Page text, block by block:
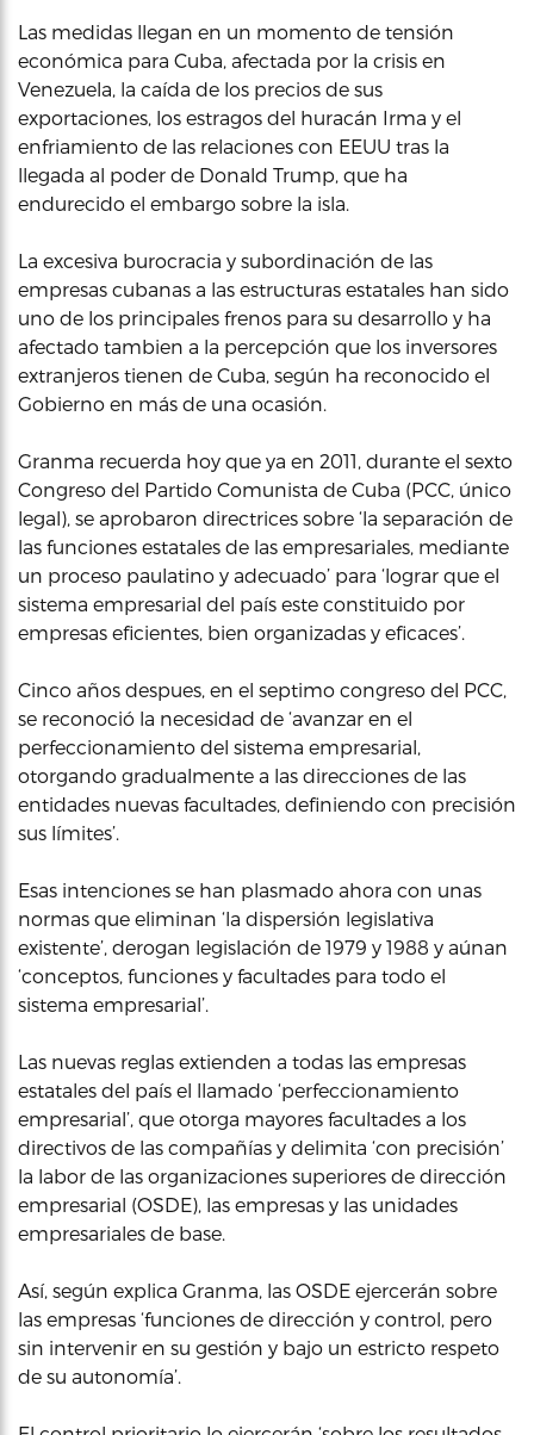
Las medidas llegan en un momento de tensión
económica para Cuba, afectada por la crisis en
Venezuela, la caída de los precios de sus
exportaciones, los estragos del huracán Irma y el
enfriamiento de las relaciones con EEUU tras la
llegada al poder de Donald Trump, que ha
endurecido el embargo sobre la isla.
La excesiva burocracia y subordinación de las
empresas cubanas a las estructuras estatales han sido
uno de los principales frenos para su desarrollo y ha
afectado tambien a la percepción que los inversores
extranjeros tienen de Cuba, según ha reconocido el
Gobierno en más de una ocasión.
Granma recuerda hoy que ya en 2011, durante el sexto
Congreso del Partido Comunista de Cuba (PCC, único
legal), se aprobaron directrices sobre ‘la separación de
las funciones estatales de las empresariales, mediante
un proceso paulatino y adecuado’ para ‘lograr que el
sistema empresarial del país este constituido por
empresas eficientes, bien organizadas y eficaces’.
Cinco años despues, en el septimo congreso del PCC,
se reconoció la necesidad de ‘avanzar en el
perfeccionamiento del sistema empresarial,
otorgando gradualmente a las direcciones de las
entidades nuevas facultades, definiendo con precisión
sus límites’.
Esas intenciones se han plasmado ahora con unas
normas que eliminan ‘la dispersión legislativa
existente’, derogan legislación de 1979 y 1988 y aúnan
‘conceptos, funciones y facultades para todo el
sistema empresarial’.
Las nuevas reglas extienden a todas las empresas
estatales del país el llamado ‘perfeccionamiento
empresarial’, que otorga mayores facultades a los
directivos de las compañías y delimita ‘con precisión’
la labor de las organizaciones superiores de dirección
empresarial (OSDE), las empresas y las unidades
empresariales de base.
Así, según explica Granma, las OSDE ejercerán sobre
las empresas ‘funciones de dirección y control, pero
sin intervenir en su gestión y bajo un estricto respeto
de su autonomía’.